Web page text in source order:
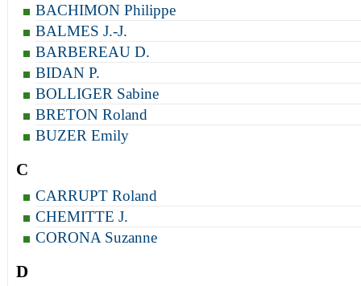
BACHIMON Philippe
BALMES J.-J.
BARBEREAU D.
BIDAN P.
BOLLIGER Sabine
BRETON Roland
BUZER Emily
C
CARRUPT Roland
CHEMITTE J.
CORONA Suzanne
D